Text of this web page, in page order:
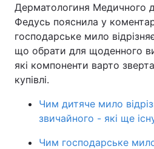
Дерматологиня Медичного
Федусь пояснила у
господарське мило
що обрати для щоденного
які компоненти варто
купівлі.
Чим дитяче мило
звичайного - які ще
Чим господарське мило